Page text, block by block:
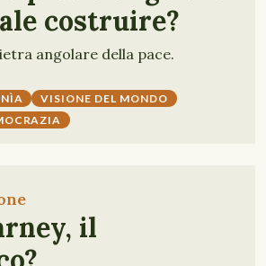
costruire?
angolare della pace.
VISIONE DEL MONDO
il